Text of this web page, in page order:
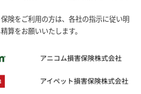
険をご利用の方は、各社の指示に従い明
算をお願いいたします。